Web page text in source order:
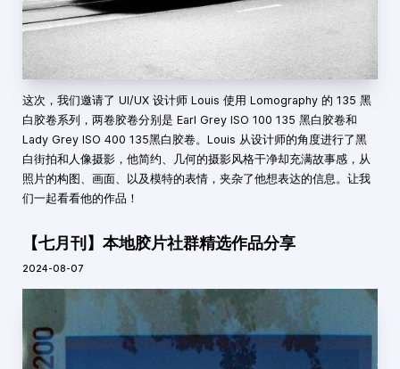
这次，我们邀请了 UI/UX 设计师 Louis 使用 Lomography 的 135 黑
白胶卷系列，两卷胶卷分别是 Earl Grey ISO 100 135 黑白胶卷和
Lady Grey ISO 400 135黑白胶卷。Louis 从设计师的角度进行了黑
白街拍和人像摄影，他简约、几何的摄影风格干净却充满故事感，从
照片的构图、画面、以及模特的表情，夹杂了他想表达的信息。让我
们一起看看他的作品！
【七月刊】本地胶片社群精选作品分享
2024-08-07